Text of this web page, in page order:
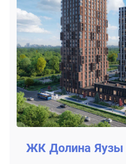
ЖК Долина Яузы